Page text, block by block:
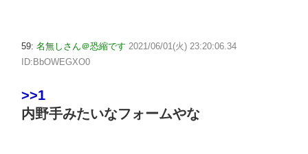
59: 名無しさん＠恐縮です 2021/06/01(火) 23:20:06.34
ID:BbOWEGXO0
>>1
内野手みたいなフォームやな